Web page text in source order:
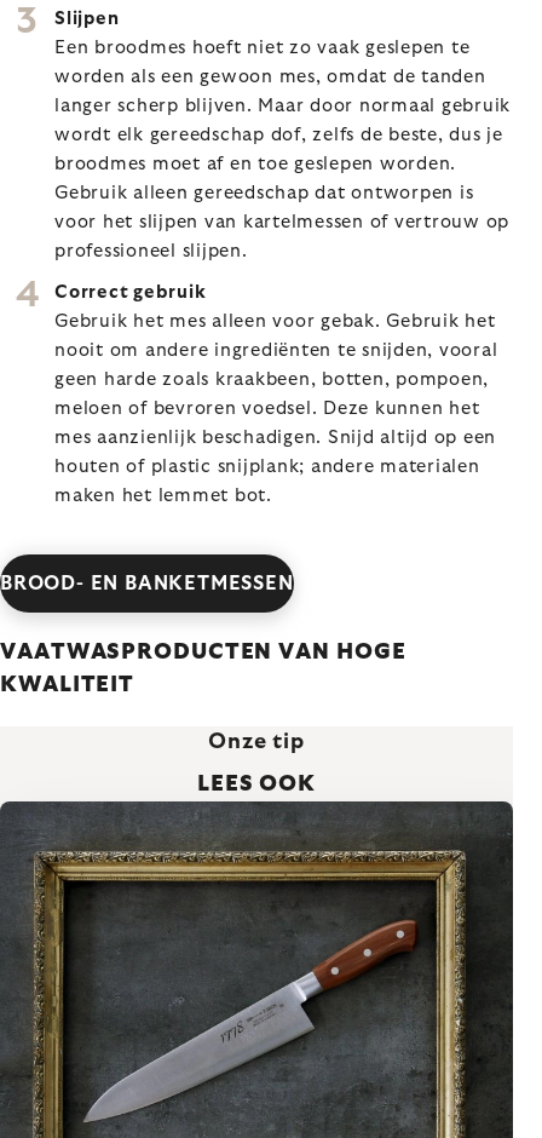
Slijpen
Een broodmes hoeft niet zo vaak geslepen te
worden als een gewoon mes, omdat de tanden
langer scherp blijven. Maar door normaal gebruik
wordt elk gereedschap dof, zelfs de beste, dus je
broodmes moet af en toe geslepen worden.
Gebruik alleen gereedschap dat ontworpen is
voor het slijpen van kartelmessen of vertrouw op
professioneel slijpen.
Correct gebruik
Gebruik het mes alleen voor gebak. Gebruik het
nooit om andere ingrediënten te snijden, vooral
geen harde zoals kraakbeen, botten, pompoen,
meloen of bevroren voedsel. Deze kunnen het
mes aanzienlijk beschadigen. Snijd altijd op een
houten of plastic snijplank; andere materialen
maken het lemmet bot.
BROOD- EN BANKETMESSEN
VAATWASPRODUCTEN VAN HOGE
KWALITEIT
Onze tip
LEES OOK